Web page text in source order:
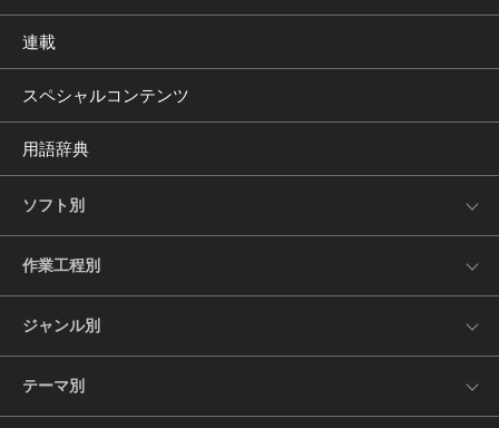
連載
スペシャルコンテンツ
用語辞典
ソフト別
作業工程別
ジャンル別
テーマ別